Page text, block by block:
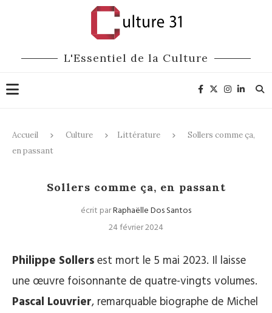
L'Essentiel de la Culture
Accueil Culture Littérature
Sollers comme ça,
en passant
Sollers comme ça, en passant
écrit parRaphaëlle Dos Santos
24 février 2024
Philippe Sollersest mort le 5 mai 2023. Il laisse
une œuvre foisonnante de quatre-vingts volumes.
Pascal Louvrier, remarquable biographe de Michel